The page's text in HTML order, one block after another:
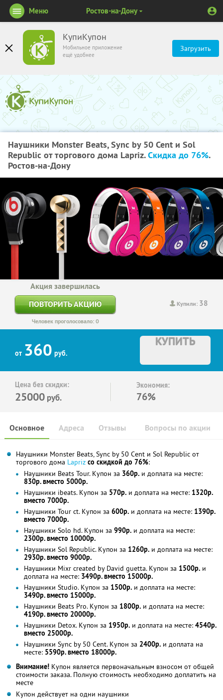
КупиКупон
Мобильное приложение
ещё удобнее
Загрузить
Меню Ростов-на-Дону
Наушники Monster Beats, Sync by 50 Cent и Sol
Republic от торгового дома Lapriz.Скидка до 76%.
Ростов-на-Дону
Купили: 38
Акция завершилась
ПОВТОРИТЬ АКЦИЮ
Человек проголосовало: 0
от 360 руб.
КУПИТЬ
Цена без скидки:
25000 руб.
Экономия:
76%
Основное Отзывы Вопросы по акции
Адреса
Наушники Monster Beats, Sync by 50 Cent и Sol Republic от
торгового дома Lapriz со скидкой до 76%:
Наушники Beats Tour. Купон за 360р. и доплата на месте:
830р. вместо 5000р.
Наушники ibeats. Купон за 570р. и доплата на месте: 1320р.
вместо 7000р.
Наушники Tour ct. Купон за 600р. и доплата на месте: 1390р.
вместо 7000р.
Наушники Solo hd. Купон за 990р. и доплата на месте:
2300р. вместо 10000р.
Наушники Sol Republic. Купон за 1260р. и доплата на месте:
2930р. вместо 9000р.
Наушники Mixr created by David guetta. Купон за 1500р. и
доплата на месте: 3490р. вместо 15000р.
Наушники Studio. Купон за 1500р. и доплата на месте:
3490р. вместо 15000р.
Наушники Beats Pro. Купон за 1800р. и доплата на месте:
4190р. вместо 20000р.
Наушники Detox. Купон за 1950р. и доплата на месте: 4540р.
вместо 25000р.
Наушники Sync by 50 Cent. Купон за 2400р. и доплата на
месте: 5590р. вместо 18000р.
Внимание! Купон является первоначальным взносом от общей
стоимости заказа. Полную стоимость необходимо доплатить на
месте
Купон действует на одни наушники